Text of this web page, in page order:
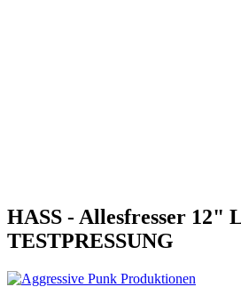
HASS - Allesfresser 12"
TESTPRESSUNG